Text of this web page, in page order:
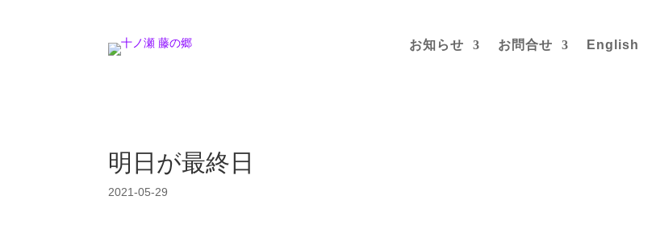
お知らせ お問合せ English
明日が最終日
2021-05-29